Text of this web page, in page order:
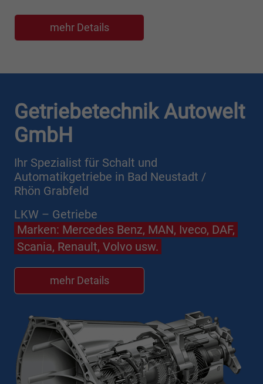
mehr Details
Getriebetechnik Autowelt
GmbH
Ihr Spezialist für Schalt und
Automatikgetriebe in Bad Neustadt /
Rhön Grabfeld
LKW – Getriebe
Marken: Mercedes Benz, MAN, Iveco, DAF,
Scania, Renault, Volvo usw.
mehr Details